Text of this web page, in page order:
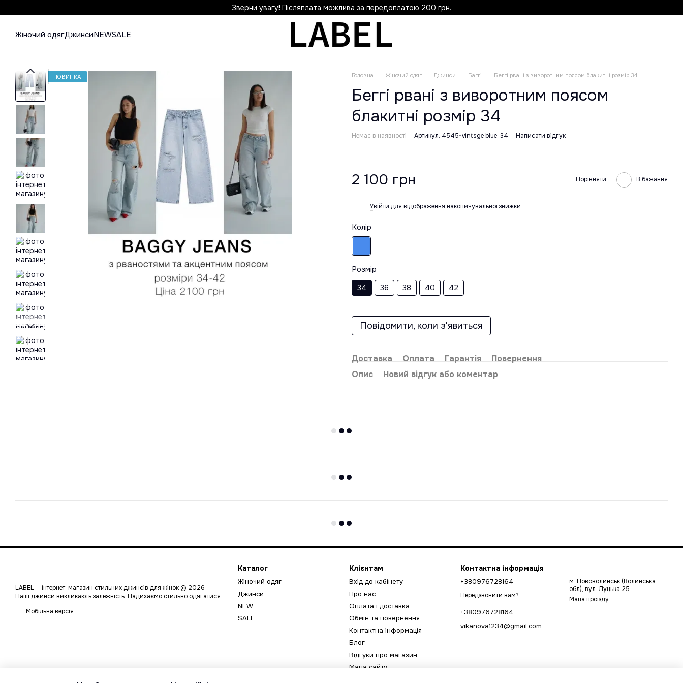
Зверни увагу! Післяплата можлива за передоплатою 200 грн.
Жіночий одягДжинсиNEWSALE
НОВИНКА Головна Жіночий одяг Джинси Баггі Беггі рвані з виворотним поясом блакитні розмір 34
Беггі рвані з виворотним поясом
блакитні розмір 34
Немає в наявності Артикул: 4545-vintsge blue-34 Написати відгук
2 100 грн Порівняти В бажання
Увійти для відображення накопичувальної знижки
Колір
Розмір
34 36 38 40 42
Повідомити, коли з'явиться
Доставка Оплата Гарантія
Повернення
Опис
Новий відгук або коментар
LABEL — інтернет-магазин стильних джинсів для жінок © 2026
Наші джинси викликають залежність. Надихаємо стильно одягатися.
Мобільна версія
Каталог
Жіночий одяг
Джинси
NEW
SALE
Клієнтам
Вхід до кабінету
Про нас
Оплата і доставка
Обмін та повернення
Контактна інформація
Блог
Відгуки про магазин
Мапа сайту
Контактна інформація
+380976728164
Передзвонити вам?
+380976728164
vikanova1234@gmail.com
м. Нововолинськ (Волинська
обл), вул. Луцька 25
Мапа проїзду